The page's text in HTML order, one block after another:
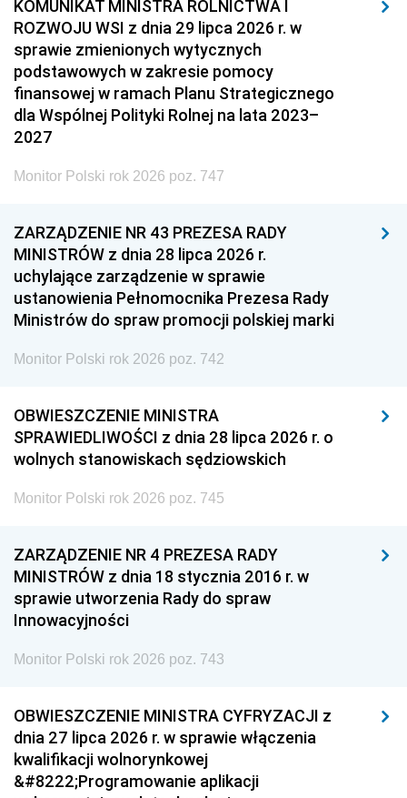
KOMUNIKAT MINISTRA ROLNICTWA I
ROZWOJU WSI z dnia 29 lipca 2026 r. w
sprawie zmienionych wytycznych
podstawowych w zakresie pomocy
finansowej w ramach Planu Strategicznego
dla Wspólnej Polityki Rolnej na lata 2023–
2027
Monitor Polski rok 2026 poz. 747
ZARZĄDZENIE NR 43 PREZESA RADY
MINISTRÓW z dnia 28 lipca 2026 r.
uchylające zarządzenie w sprawie
ustanowienia Pełnomocnika Prezesa Rady
Ministrów do spraw promocji polskiej marki
Monitor Polski rok 2026 poz. 742
OBWIESZCZENIE MINISTRA
SPRAWIEDLIWOŚCI z dnia 28 lipca 2026 r. o
wolnych stanowiskach sędziowskich
Monitor Polski rok 2026 poz. 745
ZARZĄDZENIE NR 4 PREZESA RADY
MINISTRÓW z dnia 18 stycznia 2016 r. w
sprawie utworzenia Rady do spraw
Innowacyjności
Monitor Polski rok 2026 poz. 743
OBWIESZCZENIE MINISTRA CYFRYZACJI z
dnia 27 lipca 2026 r. w sprawie włączenia
kwalifikacji wolnorynkowej
&#8222;Programowanie aplikacji